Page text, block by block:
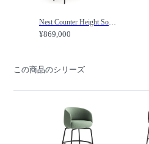
Nest Counter Height Sofa / ネスト カウンターハイトソファ /
¥869,000
この商品のシリーズ